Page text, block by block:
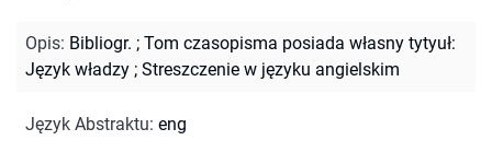
Opis: Bibliogr. ; Tom czasopisma posiada własny tytyuł:
Język władzy ; Streszczenie w języku angielskim
Język Abstraktu: eng